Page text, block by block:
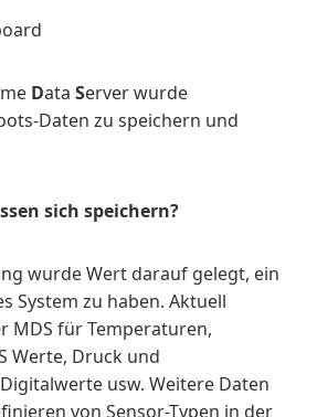
Data Server wurde
Daten zu speichern und
sich speichern?
wurde Wert darauf gelegt, ein
System zu haben. Aktuell
MDS für Temperaturen,
Werte, Druck und
usw. Weitere Daten
von Sensor-Typen in der